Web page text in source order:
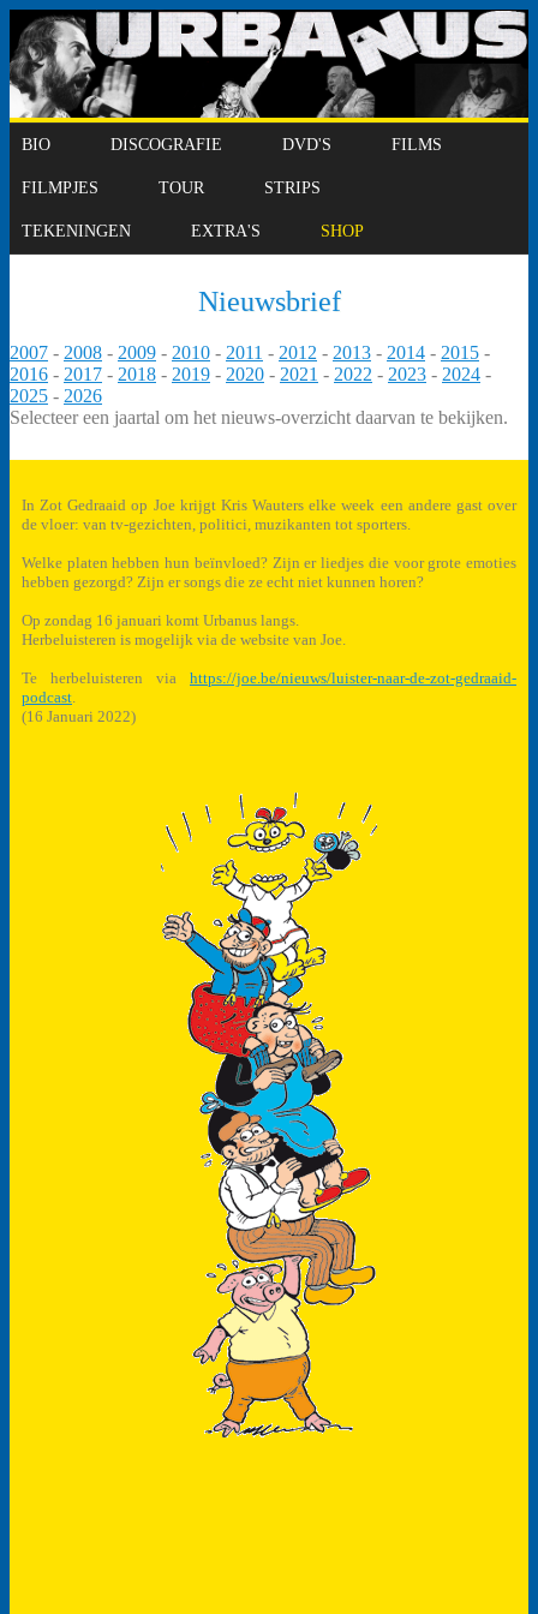
BIO DISCOGRAFIE DVD'S FILMS
FILMPJES TOUR STRIPS
TEKENINGEN EXTRA'S SHOP
Nieuwsbrief
2007 - 2008 - 2009 - 2010 - 2011 - 2012 - 2013 - 2014 - 2015 -
2016 - 2017 - 2018 - 2019 - 2020 - 2021 - 2022 - 2023 - 2024 -
2025 - 2026
Selecteer een jaartal om het nieuws-overzicht daarvan te bekijken.
In Zot Gedraaid op Joe krijgt Kris Wauters elke week een andere gast over
de vloer: van tv-gezichten, politici, muzikanten tot sporters.
Welke platen hebben hun beïnvloed? Zijn er liedjes die voor grote emoties
hebben gezorgd? Zijn er songs die ze echt niet kunnen horen?
Op zondag 16 januari komt Urbanus langs.
Herbeluisteren is mogelijk via de website van Joe.
Te herbeluisteren via https://joe.be/nieuws/luister-naar-de-zot-gedraaid-
podcast
(16 Januari 2022)